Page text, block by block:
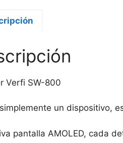
Verfi SW-800
un dispositivo,
pantalla AMOLED, cada